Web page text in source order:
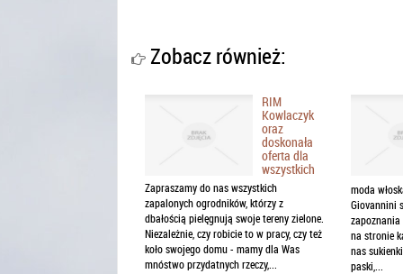
Zobacz również:
RIM
Kowlaczyk
oraz
doskonała
oferta dla
wszystkich
Zapraszamy do nas wszystkich
zapalonych ogrodników, którzy z
dbałością pielęgnują swoje tereny zielone.
Niezależnie, czy robicie to w pracy, czy też
koło swojego domu - mamy dla Was
mnóstwo przydatnych rzeczy,...
moda
Giovannini
zapoznania
na stronie
nas
paski,...